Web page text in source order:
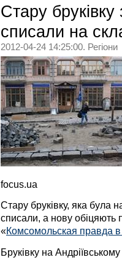
Стару бруківку
списали на
2012-04-24 14:25:00. Регіони
focus.ua
Стару бруківку, яка була
списали, а нову обіцяють
«Комсомольская правда
Бруківку на